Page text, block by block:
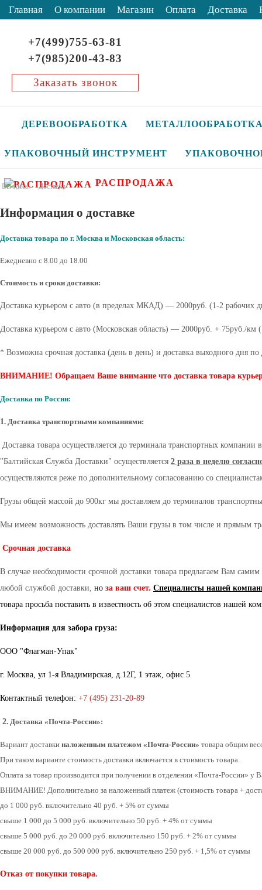
Главная О компании Магазин Оплата Доставка
+7(499)755-63-81
+7(985)200-43-83
Заказать звонок
ДЕРЕВООБРАБОТКА
УПАКОВОЧНЫЙ ИНСТРУМЕНТ
РАСПРОДАЖА
Вы здесь: Доставка
Информация о доставке
Доставка товара по г. Москва и Московская область:
Ежедневно с 8.00 до 18.00
Стоимость и сроки доставки:
Доставка курьером с авто (в пределах МКАД) — 2000руб. (1-2 рабочих
Доставка курьером с авто (Московская область) — 2000руб. + 75руб./км
* Возможна срочная доставка (день в день) и доставка выходного дня
ВНИМАНИЕ! Обращаем Ваше внимание что доставка товара
Доставка по России:
1. Доставка транспортными компаниями:
Доставка товара осуществляется до терминала транспортных компании
"Балтийская Служба Доставки" осуществляется 2 раза в неделю
осуществляются реже по дополнительному согласованию со
Грузы общей массой до 900кг мы доставляем до терминалов
Мы имеем возможность доставлять Ваши грузы в том числе и прямым
Срочная доставка
В случае необходимости срочной доставки товара предлагаем Вам
любой службой доставки, но за ваш счет. Специалисты нашей
товара просьба поставить в известность об этом специалистов нашей
Информация для забора груза:
ООО "Флагман-Упак"
г. Москва, ул 1-я Владимирская, д.12Г, 1 этаж, офис 5
Контактный телефон: +7 (495) 231-20-89
2. Доставка «Почта-России»:
Вариант доставки наложенным платежом «Почта-России» товара общим
При таком варианте стоимость доставки включается в стоимость товара.
Оплата за товар производится при получении в отделении «Почта-России» у
ВНИМАНИЕ! Дополнительно за наложенный платеж (стоимость товара +
до 1 000 руб. включительно 40 руб. + 5% от суммы
свыше 1 000 до 5 000 руб. включительно 50 руб. + 4% от суммы
свыше 5 000 руб. до 20 000 руб. включительно 150 руб. + 2% от суммы
свыше 20 000 руб. до 500 000 руб. включительно 250 руб. + 1,5% от суммы
Отказ от покупки товара.